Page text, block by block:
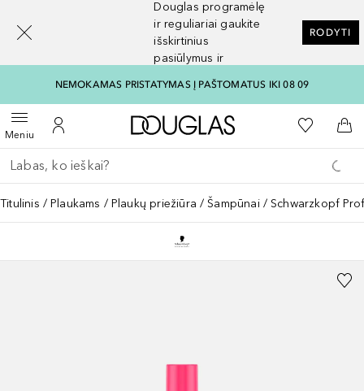
Douglas programėlę
ir reguliariai gaukite
išskirtinius
pasiūlymus ir
RODYTI
NEMOKAMAS PRISTATYMAS Į PAŠTOMATUS IKI 08 09
MeniuAtidaryti meniuĮ mano paskyrą
Į Douglas pagrindinį
Į mano
Į
Grįžk atgal
Vykdykite paiešką
Titulinis Plaukams Plaukų priežiūra Šampūnai Schwarzkopf
[navigation.slideout.screenreader]